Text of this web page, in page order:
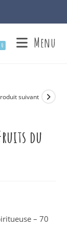
0 Menu
suivant
du
– 70